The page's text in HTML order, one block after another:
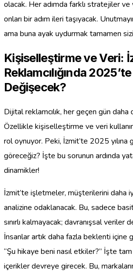
olacak. Her adımda farklı stratejiler ve
onları bir adım ileri taşıyacak.
ama buna ayak uydurmak tamamen
Kişiselleştirme ve Veri:
Reklamcılığında
Değişecek?
Dijital reklamcılık, her geçen gün daha
Özellikle kişiselleştirme ve veri
rol oynuyor. Peki, İzmit’te 2025
göreceğiz? İşte bu sorunun ardında
dinamikler!
İzmit’te işletmeler, müşterilerini daha
analizine odaklanacak. Bu, sadece
sınırlı kalmayacak; davranışsal
İnsanlar artık daha fazla beklenti içine
“Şu hikaye beni nasıl etkiler?” İşte
içerikler devreye girecek. Bu,